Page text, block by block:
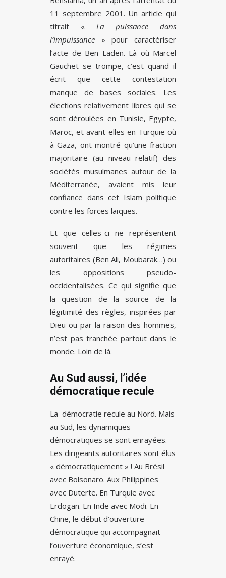
11 septembre 2001. Un article qui
titrait « La puissance dans
l’impuissance » pour caractériser
l’acte de Ben Laden. Là où Marcel
Gauchet se trompe, c’est quand il
écrit que cette contestation
manque de bases sociales. Les
élections relativement libres qui se
sont déroulées en Tunisie, Egypte,
Maroc, et avant elles en Turquie où
à Gaza, ont montré qu’une fraction
majoritaire (au niveau relatif) des
sociétés musulmanes autour de la
Méditerranée, avaient mis leur
confiance dans cet Islam politique
contre les forces laïques.
Et que celles-ci ne représentent
souvent que les régimes
autoritaires (Ben Ali, Moubarak…) ou
les oppositions pseudo-
occidentalisées. Ce qui signifie que
la question de la source de la
légitimité des règles, inspirées par
Dieu ou par la raison des hommes,
n’est pas tranchée partout dans le
monde. Loin de là.
Au Sud aussi, l’idée
démocratique recule
La démocratie recule au Nord. Mais
au Sud, les dynamiques
démocratiques se sont enrayées.
Les dirigeants autoritaires sont élus
« démocratiquement » ! Au Brésil
avec Bolsonaro. Aux Philippines
avec Duterte. En Turquie avec
Erdogan. En Inde avec Modi. En
Chine, le début d’ouverture
démocratique qui accompagnait
l’ouverture économique, s’est
enrayé.